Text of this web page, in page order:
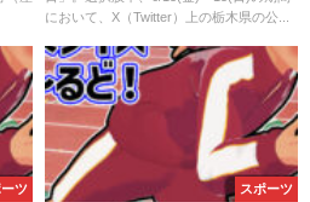
カウントで最初に発信する記念
日関連の内容は？
において、X（Twitter）上の栃木県の公...
ツ スポーツ